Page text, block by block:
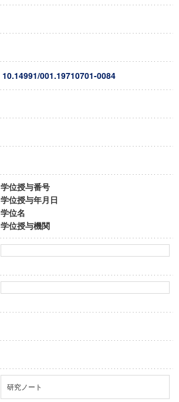
10.14991/001.19710701-0084
学位授与番号
学位授与年月日
学位名
学位授与機関
研究ノート